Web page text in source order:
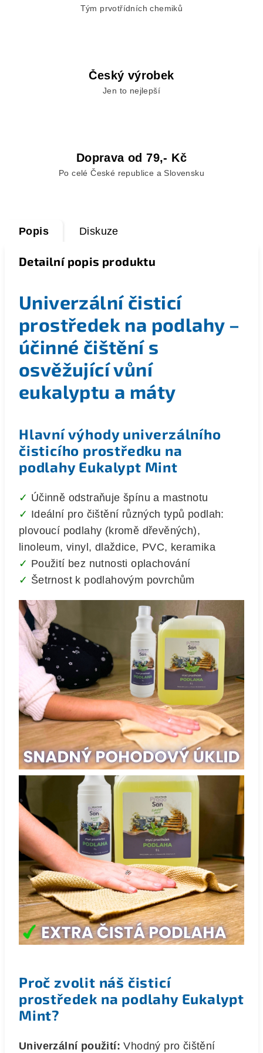
Tým prvotřídních chemiků
Český výrobek
Jen to nejlepší
Doprava od 79,- Kč
Po celé České republice a Slovensku
Popis Diskuze
Detailní popis produktu
Univerzální čisticí
prostředek na podlahy –
účinné čištění s
osvěžující vůní
eukalyptu a máty
Hlavní výhody univerzálního
čisticího prostředku na
podlahy Eukalypt Mint
✓ Účinně odstraňuje špínu a mastnotu
✓ Ideální pro čištění různých typů podlah:
plovoucí podlahy (kromě dřevěných),
linoleum, vinyl, dlaždice, PVC, keramika
✓ Použití bez nutnosti oplachování
✓ Šetrnost k podlahovým povrchům
Proč zvolit náš čisticí
prostředek na podlahy Eukalypt
Mint?
Univerzální použití: Vhodný pro čištění